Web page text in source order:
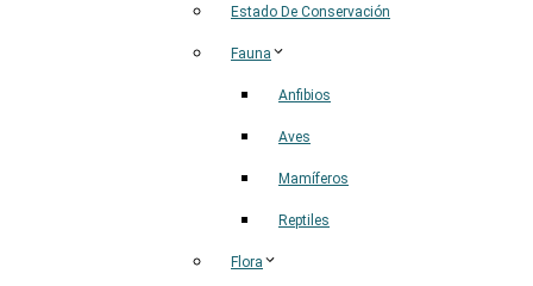
Estado De Conservación
Fauna
Anfibios
Aves
Mamíferos
Reptiles
Flora